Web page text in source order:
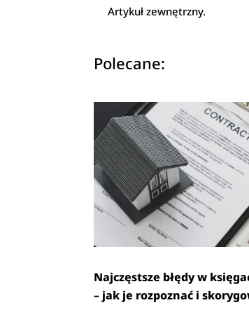
Artykuł zewnętrzny.
Polecane:
Najczęstsze błędy w
– jak je rozpoznać i